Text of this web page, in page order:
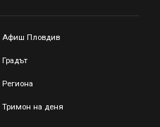
Афиш Пловдив
Градът
Региона
Тримон на деня